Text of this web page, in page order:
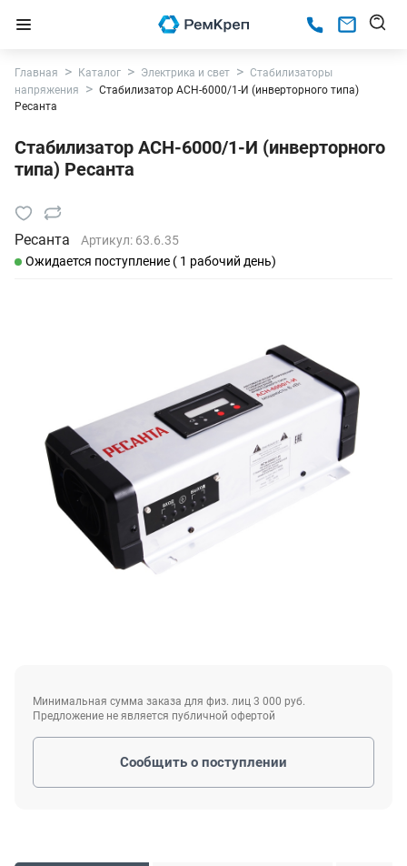
Главная Каталог Электрика и свет
Стабилизаторы
напряжения
Стабилизатор АСН-6000/1-И (инверторного типа)
Ресанта
Стабилизатор АСН-6000/1-И (инверторного
типа) Ресанта
Ресанта Артикул: 63.6.35
Ожидается поступление ( 1 рабочий день)
Минимальная сумма заказа для физ. лиц 3 000 руб.
Предложение не является публичной офертой
Сообщить о поступлении